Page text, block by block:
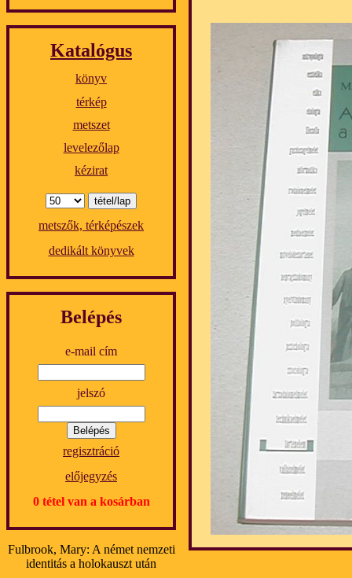
Katalógus
könyv
térkép
metszet
levelezőlap
kézirat
metszők, térképészek
dedikált könyvek
Belépés
e-mail cím
jelszó
regisztráció
előjegyzés
0 tétel van a kosárban
Fulbrook, Mary: A német nemzeti
identitás a holokauszt után